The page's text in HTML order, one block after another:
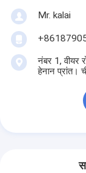
Mr. kalai
नंबर 1, वीयर
हेनान प्रांत।